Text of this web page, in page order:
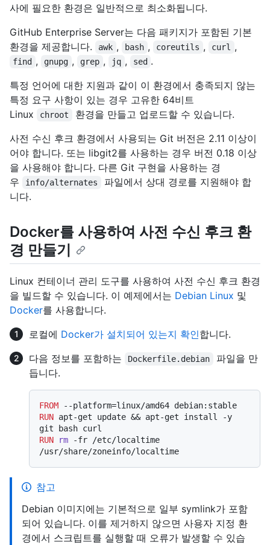
사에 필요한 환경은 일반적으로 최소화됩니다.
GitHub Enterprise Server는 다음 패키지가 포함된 기본
환경을 제공합니다.
awk , bash , coreutils , curl ,
find , gnupg , grep , jq , sed .
특정 언어에 대한 지원과 같이 이 환경에서 충족되지 않는
특정 요구 사항이 있는 경우 고유한 64비트
Linux
chroot
환경을 만들고 업로드할 수 있습니다.
사전 수신 후크 환경에서 사용되는 Git 버전은 2.11 이상이
어야 합니다. 또는 libgit2를 사용하는 경우 버전 0.18 이상
을 사용해야 합니다. 다른 Git 구현을 사용하는 경
우
info/alternates
파일에서 상대 경로를 지원해야 합
니다.
Docker를 사용하여 사전 수신 후크 환
경 만들기
Linux 컨테이너 관리 도구를 사용하여 사전 수신 후크 환경
을 빌드할 수 있습니다. 이 예제에서는 Debian Linux 및
Docker를 사용합니다.
로컬에 Docker가 설치되어 있는지 확인합니다.
다음 정보를 포함하는
Dockerfile.debian
파일을 만
듭니다.
FROM
RUN apt-get update && apt-get install -y
git bash curl
RUN
rm -fr /etc/localtime
/usr/share/zoneinfo/localtime
참고
Debian 이미지에는 기본적으로 일부 symlink가 포함
되어 있습니다. 이를 제거하지 않으면 사용자 지정 환
경에서 스크립트를 실행할 때 오류가 발생할 수 있습